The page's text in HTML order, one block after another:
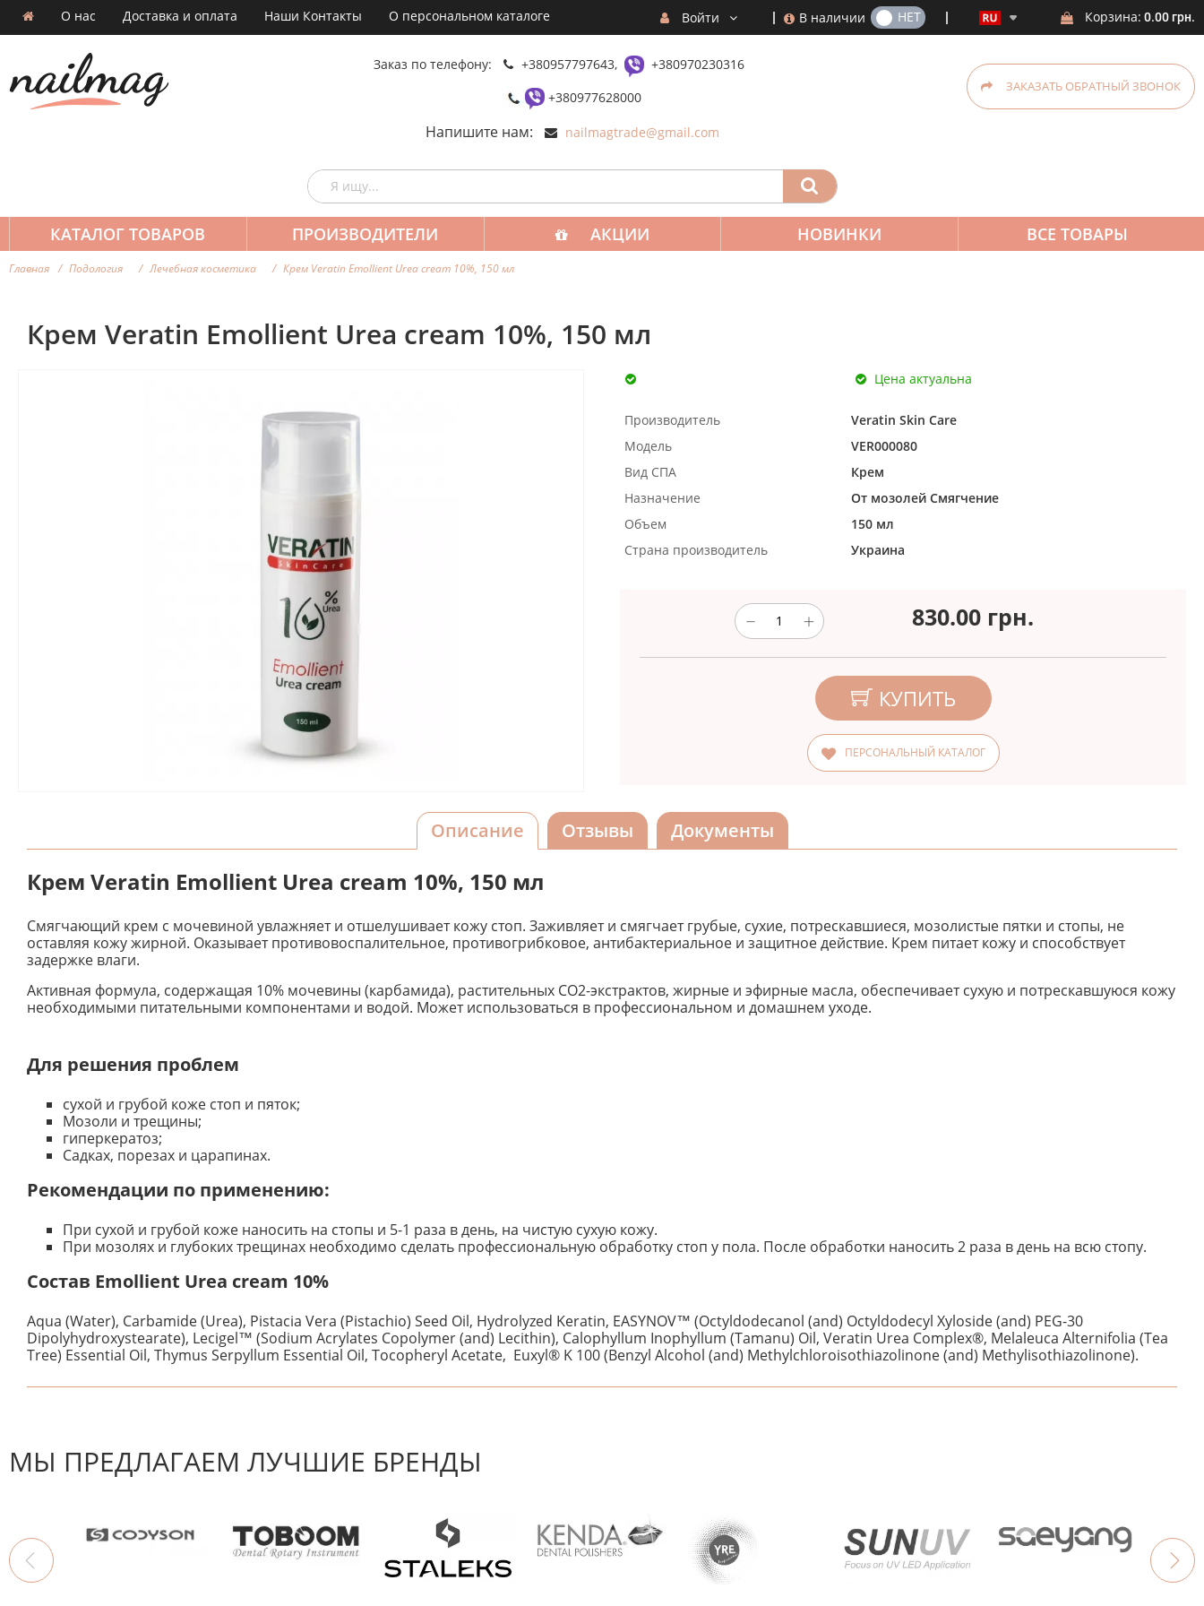
О нас Доставка и оплата Наши Контакты О персональном каталоге Корзина: 0.00 грн.
В наличии
ДА НЕТ
Войти
Заказ по телефону: +380957797643,
+380970230316
+380977628000
Напишите нам: nailmagtrade@gmail.com
ЗАКАЗАТЬ ОБРАТНЫЙ ЗВОНОК
КАТАЛОГ ТОВАРОВ ПРОИЗВОДИТЕЛИ АКЦИИ НОВИНКИ ВСЕ ТОВАРЫ
Главная Подология Лечебная косметика Крем Veratin Emollient Urea cream 10%, 150 мл
Крем Veratin Emollient Urea cream 10%, 150 мл
Цена актуальна
Производитель
Veratin Skin Care
Модель
VER000080
Вид СПА
Крем
Назначение
От мозолей Смягчение
Объем
150 мл
Страна производитель
Украина
830.00 грн.
КУПИТЬ
ПЕРСОНАЛЬНЫЙ КАТАЛОГ
Описание Отзывы Документы
Крем Veratin Emollient Urea cream 10%, 150 мл
Смягчающий крем с мочевиной увлажняет и отшелушивает кожу стоп. Заживляет и смягчает грубые, сухие, потрескавшиеся, мозолистые пятки и стопы, не
оставляя кожу жирной. Оказывает противовоспалительное, противогрибковое, антибактериальное и защитное действие. Крем питает кожу и способствует
задержке влаги.
Активная формула, содержащая 10% мочевины (карбамида), растительных СО2-экстрактов, жирные и эфирные масла, обеспечивает сухую и потрескавшуюся кожу
необходимыми питательными компонентами и водой. Может использоваться в профессиональном и домашнем уходе.
Для решения проблем
сухой и грубой коже стоп и пяток;
Мозоли и трещины;
гиперкератоз;
Садках, порезах и царапинах.
Рекомендации по применению:
При сухой и грубой коже наносить на стопы и 5-1 раза в день, на чистую сухую кожу.
При мозолях и глубоких трещинах необходимо сделать профессиональную обработку стоп у пола. После обработки наносить 2 раза в день на всю стопу.
Состав Emollient Urea cream 10%
Aqua (Water), Carbamide (Urea), Pistacia Vera (Pistachio) Seed Oil, Hydrolyzed Keratin, EASYNOV™ (Octyldodecanol (and) Octyldodecyl Xyloside (and) PEG-30
Dipolyhydroxystearate), Lecigel™ (Sodium Acrylates Copolymer (and) Lecithin), Calophyllum Inophyllum (Tamanu) Oil, Veratin Urea Complex®, Melaleuca Alternifolia (Tea
Tree) Essential Oil, Thymus Serpyllum Essential Oil, Tocopheryl Acetate, Euxyl® K 100 (Benzyl Alcohol (and) Methylchloroisothiazolinone (and) Methylisothiazolinone).
К настоящему времени нет отзывов. Вы можете стать первым! Будьте первым, кто напишет отзыв.
МЫ ПРЕДЛАГАЕМ ЛУЧШИЕ БРЕНДЫ